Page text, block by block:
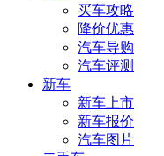
买车攻略
降价优惠
汽车导购
汽车评测
新车
新车上市
新车报价
汽车图片